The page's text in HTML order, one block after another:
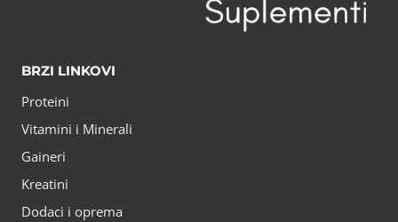
BRZI LINKOVI
Proteini
Vitamini i Minerali
Gaineri
Kreatini
Dodaci i oprema